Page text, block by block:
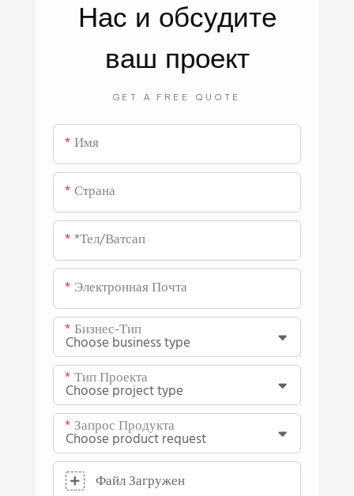
Нас и обсудите
ваш проект
GET A FREE QUOTE
Имя
Страна
*тел/ватсап
Электронная Почта
Бизнес-Тип
Тип Проекта
Запрос Продукта
Файл Загружен